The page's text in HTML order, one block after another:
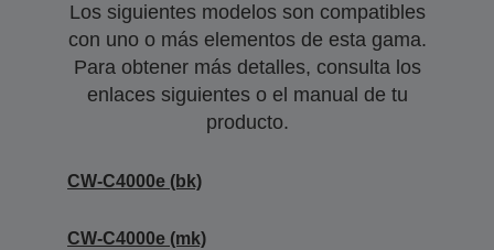
Los siguientes modelos son compatibles
con uno o más elementos de esta gama.
Para obtener más detalles, consulta los
enlaces siguientes o el manual de tu
producto.
CW-C4000e (bk)
CW-C4000e (mk)